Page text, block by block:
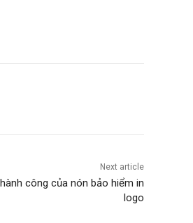
Next article
công của nón bảo hiểm in
logo